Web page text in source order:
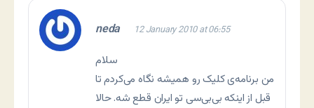
neda 12 January 2010 at 06:55
سلام
من برنامه‌ی کلیک رو همیشه نگاه می‌کردم تا
قبل از اینکه بی‌بی‌سی تو ایران قطع شه. حالا